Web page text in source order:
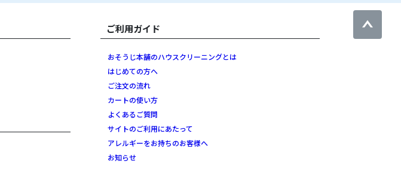
ご利用ガイド
おそうじ本舗のハウスクリーニングとは
はじめての方へ
ご注文の流れ
カートの使い方
よくあるご質問
サイトのご利用にあたって
アレルギーをお持ちのお客様へ
お知らせ